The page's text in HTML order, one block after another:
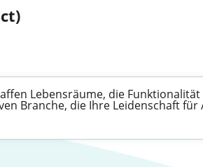
Lebensräume, die
Branche, die Ihre Leidenschaft